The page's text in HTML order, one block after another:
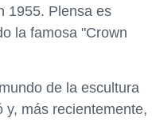
1955. Plensa es
la famosa "Crown
de la escultura
y, más recientemente,